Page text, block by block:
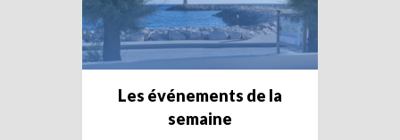
Les événements de la
semaine